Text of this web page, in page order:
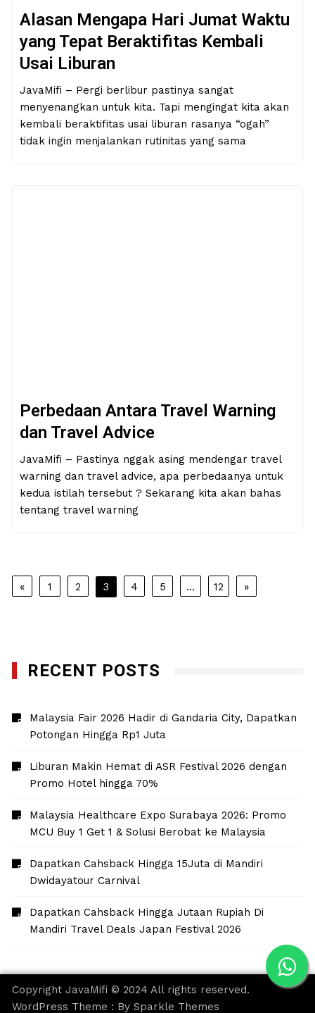
Alasan Mengapa Hari Jumat Waktu
yang Tepat Beraktifitas Kembali
Usai Liburan
JavaMifi – Pergi berlibur pastinya sangat
menyenangkan untuk kita. Tapi mengingat kita akan
kembali beraktifitas usai liburan rasanya “ogah”
tidak ingin menjalankan rutinitas yang sama
Perbedaan Antara Travel Warning
dan Travel Advice
JavaMifi – Pastinya nggak asing mendengar travel
warning dan travel advice, apa perbedaanya untuk
kedua istilah tersebut ? Sekarang kita akan bahas
tentang travel warning
Posts
« 1 2 3 4 5 … 12 »
RECENT POSTS
Malaysia Fair 2026 Hadir di Gandaria City, Dapatkan
Potongan Hingga Rp1 Juta
Liburan Makin Hemat di ASR Festival 2026 dengan
Promo Hotel hingga 70%
Malaysia Healthcare Expo Surabaya 2026: Promo
MCU Buy 1 Get 1 & Solusi Berobat ke Malaysia
Dapatkan Cahsback Hingga 15Juta di Mandiri
Dwidayatour Carnival
Dapatkan Cahsback Hingga Jutaan Rupiah Di
Mandiri Travel Deals Japan Festival 2026
Copyright JavaMifi © 2024 All rights reserved.
WordPress Theme : BySparkle Themes